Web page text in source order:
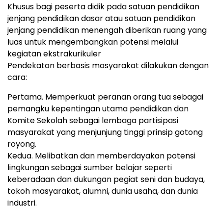
Khusus bagi peserta didik pada satuan pendidikan
jenjang pendidikan dasar atau satuan pendidikan
jenjang pendidikan menengah diberikan ruang yang
luas untuk mengembangkan potensi melalui
kegiatan ekstrakurikuler
Pendekatan berbasis masyarakat dilakukan dengan
cara:
Pertama. Memperkuat peranan orang tua sebagai
pemangku kepentingan utama pendidikan dan
Komite Sekolah sebagai lembaga partisipasi
masyarakat yang menjunjung tinggi prinsip gotong
royong.
Kedua. Melibatkan dan memberdayakan potensi
lingkungan sebagai sumber belajar seperti
keberadaan dan dukungan pegiat seni dan budaya,
tokoh masyarakat, alumni, dunia usaha, dan dunia
industri.